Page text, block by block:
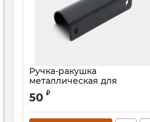
Ручка-ракушка
металлическая для
внешнего закрывания
балконной двери антрацит
50 ₽